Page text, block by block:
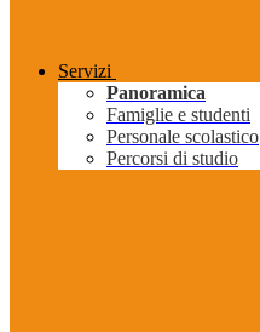
Servizi
Panoramica
Famiglie e studenti
Personale scolastico
Percorsi di studio